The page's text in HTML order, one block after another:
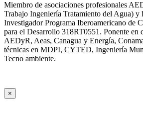
Miembro de asociaciones profesionales
Trabajo Ingeniería Tratamiento del Agua) y
Investigador Programa Iberoamericano de
para el Desarrollo 318RT0551. Ponente en
AEDyR, Aeas, Canagua y Energía,
técnicas en MDPI, CYTED, Ingeniería
Tecno ambiente.
×